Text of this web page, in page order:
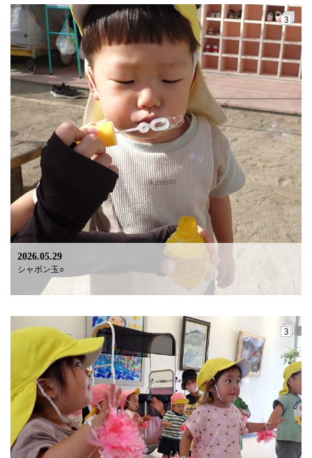
2026.05.29
シャボン玉○